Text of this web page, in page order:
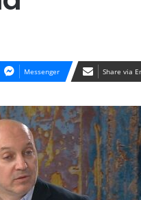
Messenger Share via